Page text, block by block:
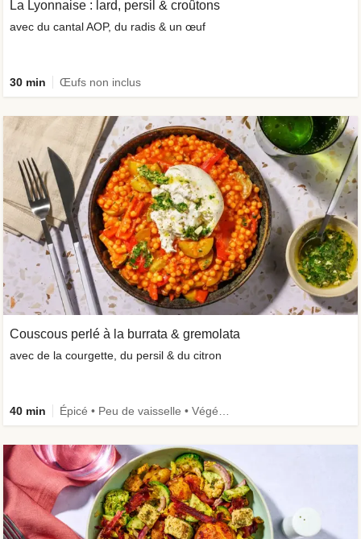
La Lyonnaise : lard, persil & croûtons
avec du cantal AOP, du radis & un œuf
30 min Œufs non inclus
Couscous perlé à la burrata & gremolata
avec de la courgette, du persil & du citron
40 min